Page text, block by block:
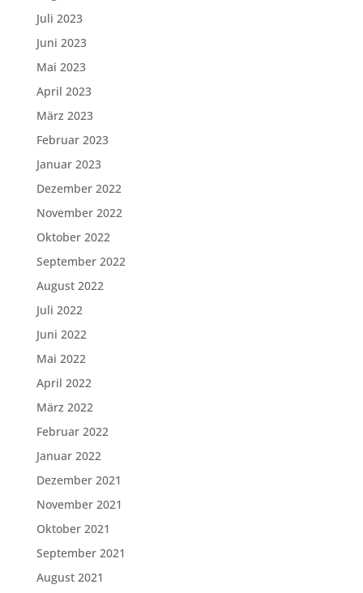
Juli 2023
Juni 2023
Mai 2023
April 2023
März 2023
Februar 2023
Januar 2023
Dezember 2022
November 2022
Oktober 2022
September 2022
August 2022
Juli 2022
Juni 2022
Mai 2022
April 2022
März 2022
Februar 2022
Januar 2022
Dezember 2021
November 2021
Oktober 2021
September 2021
August 2021